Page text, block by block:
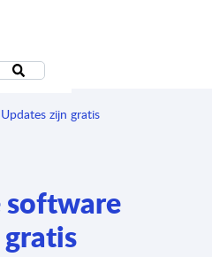
Updates zijn gratis
software